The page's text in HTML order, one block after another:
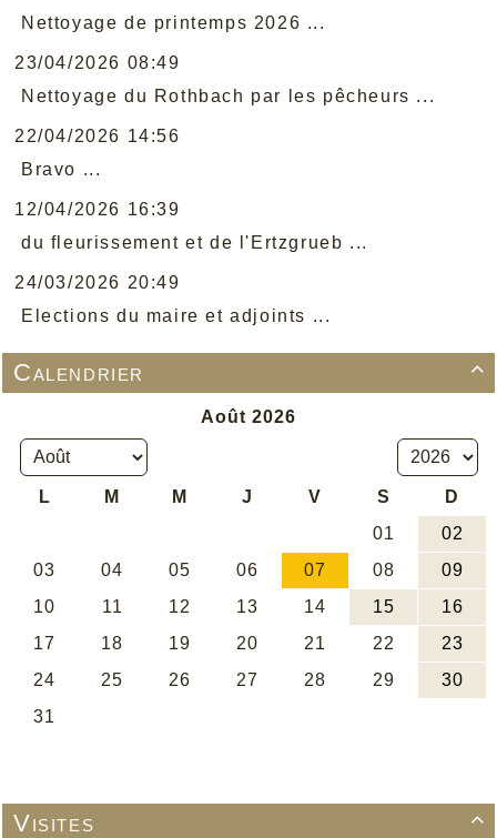
Nettoyage de printemps 2026 ...
23/04/2026 08:49
Nettoyage du Rothbach par les pêcheurs ...
22/04/2026 14:56
Bravo ...
12/04/2026 16:39
du fleurissement et de l'Ertzgrueb ...
24/03/2026 20:49
Elections du maire et adjoints ...

Calendrier

Visites